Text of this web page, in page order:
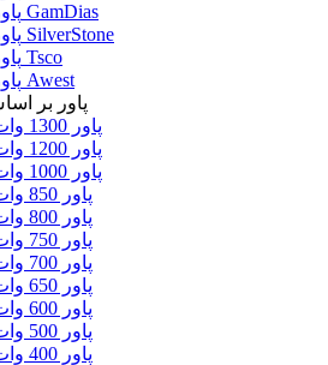
پاور GamDias
پاور SilverStone
پاور Tsco
پاور Awest
پاور بر
پاور 1300 وات
پاور 1200 وات
پاور 1000 وات
پاور 850 وات
پاور 800 وات
پاور 750 وات
پاور 700 وات
پاور 650 وات
پاور 600 وات
پاور 500 وات
پاور 400 وات